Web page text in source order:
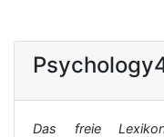
Das freie